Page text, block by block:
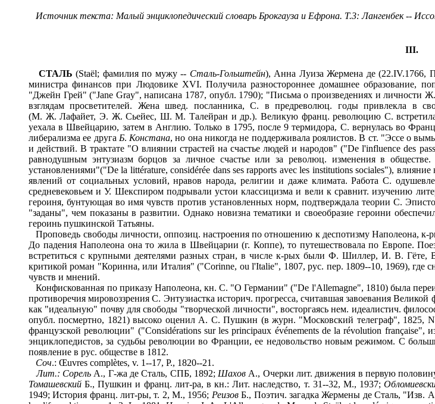
Источник текста: Малый энциклопедический словарь Брокгауза и Ефрона. Т.3: Лангенбек --
III.
СТАЛЬ (Staël; фамилия по мужу -- Сталь-Гольштейн), Анна Луиза Жермена де (22.IV.1766,
министра финансов при Людовике XVI. Получила разностороннее домашнее образование,
"Джейн Грей" ("Jane Gray", написана 1787, опубл. 1790); "Письма о произведениях и личности
взглядам просветителей. Жена швед. посланника, С. в предреволюц. годы привлекла в
(М. Ж. Лафайет, Э. Ж. Сьейес, Ш. М. Талейран и др.). Великую франц. революцию С. встретила
уехала в Швейцарию, затем в Англию. Только в 1795, после 9 термидора, С. вернулась во
либерализма ее друга Б. Констана, но она никогда не поддерживала роялистов. В ст. "Эссе о
и действий. В трактате "О влиянии страстей на счастье людей и народов" ("De l'influence des
равнодушным энтузиазм борцов за личное счастье или за революц. изменения в
установлениями"("De la littérature, considérée dans ses rapports avec les institutions sociales"),
явлений от социальных условий, нравов народа, религии и даже климата. Работа С.
средневековьем и У. Шекспиром подрывали устои классицизма и вели к сравнит. изучению
героиня, бунтующая во имя чувств против установленных норм, подтверждала теории С.
"заданы", чем показаны в развитии. Однако новизна тематики и своеобразие героини
героинь пушкинской Татьяны.
Проповедь свободы личности, оппозиц. настроения по отношению к деспотизму Наполеона,
До падения Наполеона она то жила в Швейцарии (г. Коппе), то путешествовала по Европе.
встретиться с крупными деятелями разных стран, в числе к-рых были Ф. Шиллер, И. В. Гёте,
критикой роман "Коринна, или Италия" ("Corinne, ou l'Italie", 1807, рус. пер. 1809--10, 1969), где
чувств и мнений.
Конфискованная по приказу Наполеона, кн. С. "О Германии" ("De l'Allemagne", 1810) была
противоречия мировоззрения С. Энтузиастка историч. прогресса, считавшая завоевания
как "идеальную" почву для свободы "творческой личности", восторгаясь нем. идеалистич.
опубл. посмертно, 1821) высоко оценил А. С. Пушкин (в журн. "Московский телеграф", 1825,
французской революции" ("Considérations sur les principaux événements de la révolution
энциклопедистов, за судьбы революции во Франции, ее недовольство новым режимом. С
появление в рус. обществе в 1812.
Соч.: Œuvres complètes, v. 1--17, P., 1820--21.
Лит.: Сорель А., Г-жа де Сталь, СПБ, 1892; Шахов А., Очерки лит. движения в первую
Томашевский Б., Пушкин и франц. лит-ра, в кн.: Лит. наследство, т. 31--32, М., 1937;
1949; История франц. лит-ры, т. 2, М., 1956; РеизовБ., Поэтич. загадка Жермены де Сталь, "Изв.